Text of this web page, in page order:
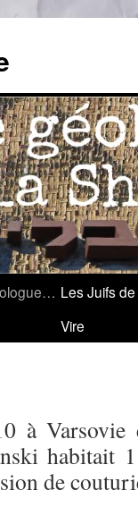
Les Juifs de
Vire
à
habitait
de